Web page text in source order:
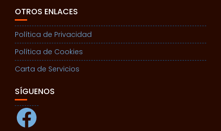
OTROS ENLACES
Política de Privacidad
Política de Cookies
Carta de Servicios
SÍGUENOS
Facebook